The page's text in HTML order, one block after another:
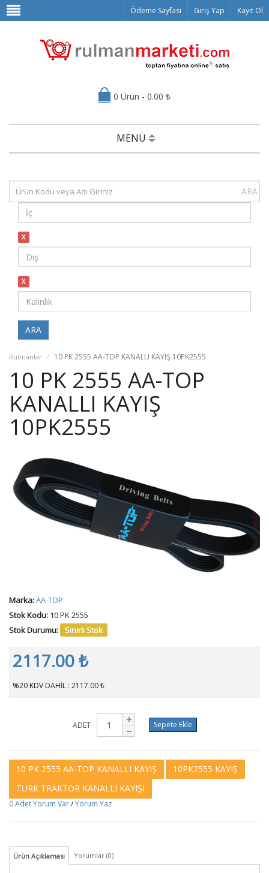
Ödeme Sayfası Giriş Yap Kayıt Ol
0 Ürün - 0.00 ₺
MENÜ
ARA
X
X
ARA
Rulmanlar 10 PK 2555 AA-TOP KANALLI KAYIŞ 10PK2555
10 PK 2555 AA-TOP
KANALLI KAYIŞ
10PK2555
Marka:AA-TOP
Stok Kodu: 10 PK 2555
Stok Durumu:
Sınırlı Stok
2117.00 ₺
%20 KDV DAHİL : 2117.00 ₺
ADET Sepete Ekle
10 PK 2555 AA-TOP KANALLI KAYIŞ
10PK2555 KAYIŞ
TURK TRAKTOR KANALLI KAYIŞI
0 Adet Yorum Var/Yorum Yaz
Ürün Açıklaması Yorumlar (0)